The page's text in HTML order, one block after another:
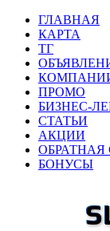
ГЛАВНАЯ
КАРТА
ТГ
ПРОМО
БИЗНЕС-
СТАТЬИ
АКЦИИ
ОБРАТНАЯ
БОНУСЫ